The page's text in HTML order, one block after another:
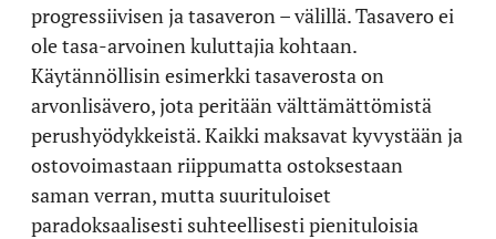
progressiivisen ja tasaveron – välillä. Tasavero ei
ole tasa-arvoinen kuluttajia kohtaan.
Käytännöllisin esimerkki tasaverosta on
arvonlisävero, jota peritään välttämättömistä
perushyödykkeistä. Kaikki maksavat kyvystään ja
ostovoimastaan riippumatta ostoksestaan
saman verran, mutta suurituloiset
paradoksaalisesti suhteellisesti pienituloisia